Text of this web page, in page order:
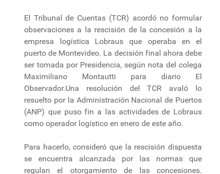
El Tribunal de Cuentas (TCR) acordó no formular
observaciones a la rescisión de la concesión a la
empresa logística Lobraus que operaba en el
puerto de Montevideo. La decisión final ahora debe
ser tomada por Presidencia, según nota del colega
Maximiliano Montautti para diario El
Observador.Una resolución del TCR avaló lo
resuelto por la Administración Nacional de Puertos
(ANP) que puso fin a las actividades de Lobraus
como operador logístico en enero de este año.
Para hacerlo, consideró que la rescisión dispuesta
se encuentra alcanzada por las normas que
regulan el otorgamiento de las concesiones.